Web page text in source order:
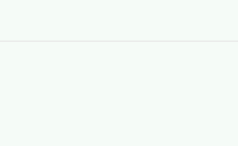
被广泛的认为